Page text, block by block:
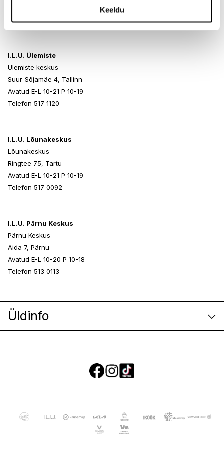
Keeldu
Telefon 517 0401
I.L.U. Ülemiste
Ülemiste keskus
Suur-Sõjamäe 4, Tallinn
Avatud E-L 10-21 P 10-19
Telefon 517 1120
I.L.U. Lõunakeskus
Lõunakeskus
Ringtee 75, Tartu
Avatud E-L 10-21 P 10-19
Telefon 517 0092
I.L.U. Pärnu Keskus
Pärnu Keskus
Aida 7, Pärnu
Avatud E-L 10-20 P 10-18
Telefon 513 0113
Üldinfo